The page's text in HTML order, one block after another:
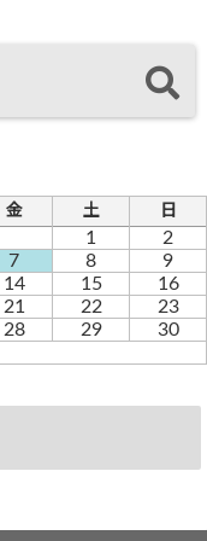
金 土 日
1
2
7 8
9
14 15
16
21 22
23
28 29
30